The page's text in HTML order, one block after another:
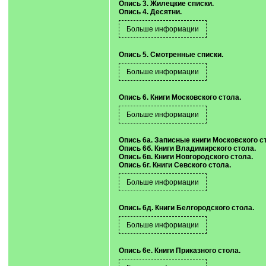
Опись 3. Жилецкие списки.
Опись 4. Десятни.
Опись 5. Смотренные списки.
Опись 6. Книги Московского стола.
Опись 6а. Записные книги Московского
Опись 6б. Книги Владимирского стола.
Опись 6в. Книги Новгородского стола.
Опись 6г. Книги Севского стола.
Опись 6д. Книги Белгородского стола.
Опись 6е. Книги Приказного стола.